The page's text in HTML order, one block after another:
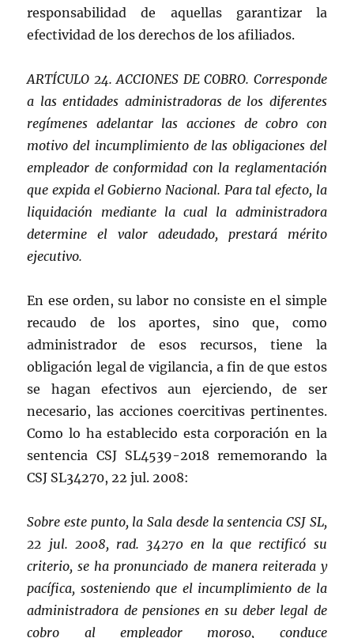
responsabilidad de aquellas garantizar la
efectividad de los derechos de los afiliados.
ARTÍCULO 24. ACCIONES DE COBRO. Corresponde
a las entidades administradoras de los diferentes
regímenes adelantar las acciones de cobro con
motivo del incumplimiento de las obligaciones del
empleador de conformidad con la reglamentación
que expida el Gobierno Nacional. Para tal efecto, la
liquidación mediante la cual la administradora
determine el valor adeudado, prestará mérito
ejecutivo.
En ese orden, su labor no consiste en el simple
recaudo de los aportes, sino que, como
administrador de esos recursos, tiene la
obligación legal de vigilancia, a fin de que estos
se hagan efectivos aun ejerciendo, de ser
necesario, las acciones coercitivas pertinentes.
Como lo ha establecido esta corporación en la
sentencia CSJ SL4539-2018 rememorando la
CSJ SL34270, 22 jul. 2008:
Sobre este punto, la Sala desde la sentencia CSJ SL,
22 jul. 2008, rad. 34270 en la que rectificó su
criterio, se ha pronunciado de manera reiterada y
pacífica, sosteniendo que el incumplimiento de la
administradora de pensiones en su deber legal de
cobro al empleador moroso, conduce